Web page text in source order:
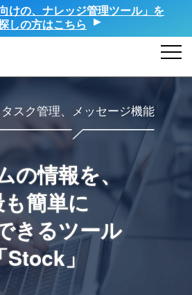
けの、ナレッジ管理ツール」を
しの方はこちら
スク管理、メッセージ機能
の情報を、
簡単に
きるツール
Stock」